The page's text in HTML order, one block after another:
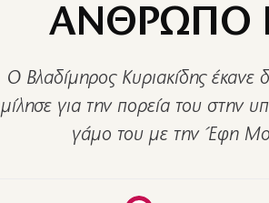
ΑΝΘΡΩΠΟ
Ο Βλαδίμηρος Κυριακίδης έκανε
μίλησε για την πορεία του στην
γάμο του με την Έφη